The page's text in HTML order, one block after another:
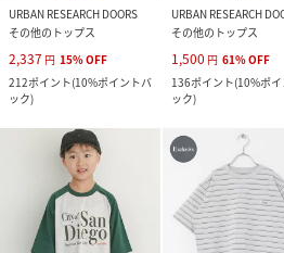
URBAN RESEARCH DOORS
その他のトップス
2,337 円 15%OFF
212ポイント(10%ポイントバ
ック)
URBAN RESEARCH
その他のトップス
1,500 円 61%OFF
136ポイント(10%ポ
ック)